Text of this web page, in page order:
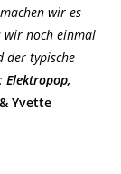
wir es
wir noch einmal
der typische
Elektropop,
Yvette